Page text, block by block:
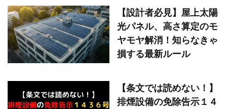
【設計者必見】屋上太陽
光パネル、高さ算定のモ
ヤモヤ解消！知らなきゃ
損する最新ルール
【条文では読めない！】
排煙設備の免除告示１４